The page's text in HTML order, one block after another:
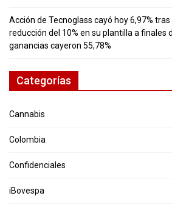
Acción de Tecnoglass cayó hoy 6,97%
reducción del 10% en su plantilla a finales
ganancias cayeron 55,78%
Categorías
Cannabis
Colombia
Confidenciales
iBovespa